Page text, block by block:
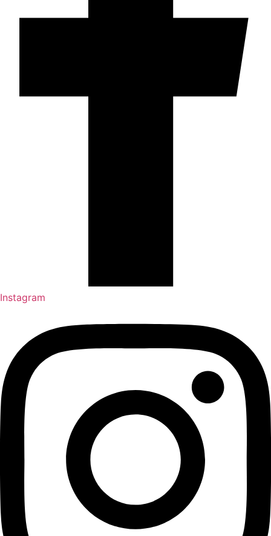
Instagram